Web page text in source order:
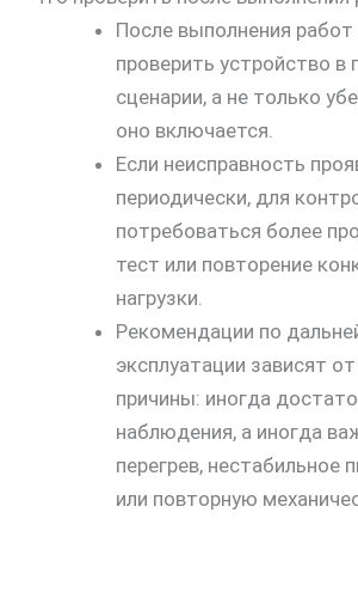
После выполнения работ
проверить устройство в
сценарии, а не только
оно включается.
Если неисправность
периодически, для
потребоваться более
тест или повторение
нагрузки.
Рекомендации по
эксплуатации зависят
причины: иногда
наблюдения, а иногда
перегрев, нестабильное
или повторную